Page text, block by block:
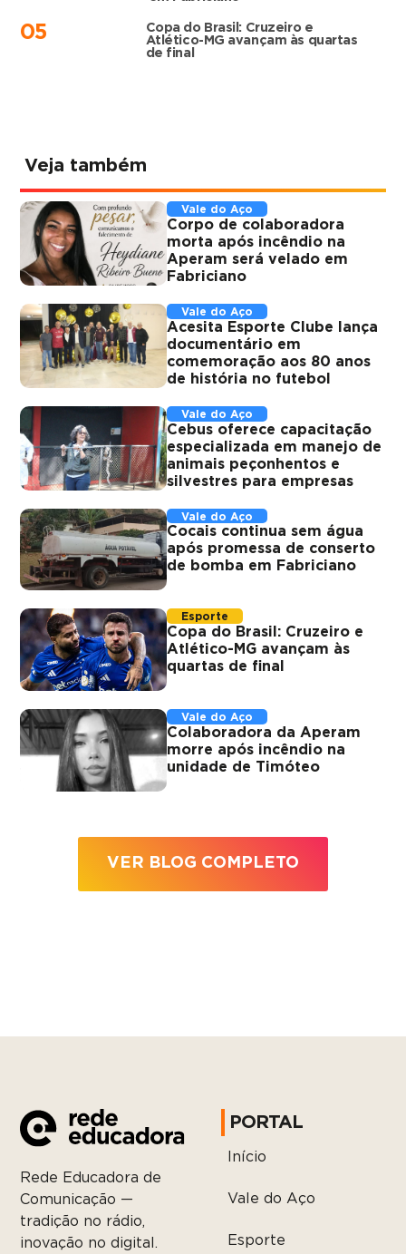
05
Copa do Brasil: Cruzeiro e
Atlético-MG avançam às quartas
de final
Veja também
Vale do Aço
Corpo de colaboradora
morta após incêndio na
Aperam será velado em
Fabriciano
Vale do Aço
Acesita Esporte Clube lança
documentário em
comemoração aos 80 anos
de história no futebol
Vale do Aço
Cebus oferece capacitação
especializada em manejo de
animais peçonhentos e
silvestres para empresas
Vale do Aço
Cocais continua sem água
após promessa de conserto
de bomba em Fabriciano
Esporte
Copa do Brasil: Cruzeiro e
Atlético-MG avançam às
quartas de final
Vale do Aço
Colaboradora da Aperam
morre após incêndio na
unidade de Timóteo
VER BLOG COMPLETO
Rede Educadora de
Comunicação —
tradição no rádio,
inovação no digital.
PORTAL
Início
Vale do Aço
Esporte